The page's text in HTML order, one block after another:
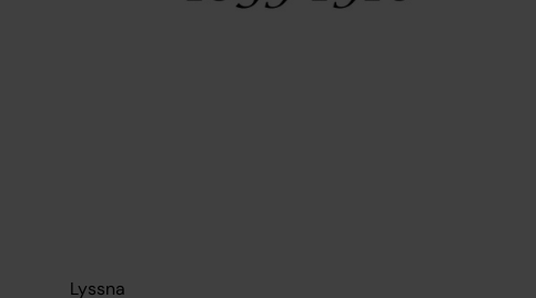
Lyssna